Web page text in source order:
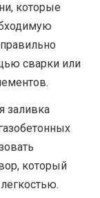
которые
сварки или
заливка
который